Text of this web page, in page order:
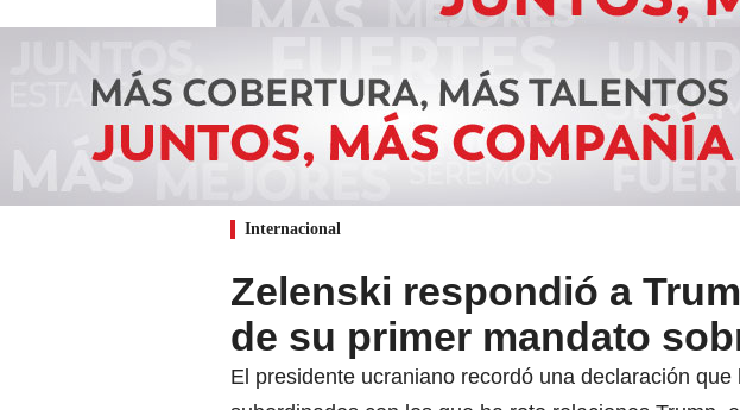
Internacional
Zelenski respondió a
de su primer mandato
El presidente ucraniano recordó una declaración